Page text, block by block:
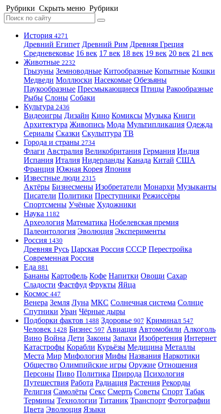
Рубрики Скрыть меню Рубрики
История 4271
Древний Египет Древний Рим Древняя Греция
Средневековье 16 век 17 век 18 век 19 век 20 век 21 век
Животные 2232
Грызуны Земноводные Китообразные Копытные Кошки
Медведи Моллюски Насекомые Обезьяны
Паукообразные Пресмыкающиеся Птицы Ракообразные
Рыбы Слоны Собаки
Культура 2436
Видеоигры Дизайн Кино Комиксы Музыка Книги
Архитектура Живопись Мода Мультипликация Одежда
Сериалы Сказки Скульптура ТВ
Города и страны 2734
Флаги Австралия Великобритания Германия Индия
Испания Италия Нидерланды Канада Китай США
Франция Южная Корея Япония
Известные люди 2315
Актёры Бизнесмены Изобретатели Монархи Музыканты
Писатели Политики Преступники Режиссёры
Спортсмены Учёные Художники
Наука 1182
Археология Математика Нобелевская премия
Палеонтология Эволюция Эксперименты
Россия 1430
Древняя Русь Царская Россия СССР Перестройка
Современная Россия
Еда 881
Бананы Картофель Кофе Напитки Овощи Сахар
Сладости Фастфуд Фрукты Яйца
Космос 447
Венера Земля Луна МКС Солнечная система Солнце
Спутники Уран Чёрные дыры
Подборки фактов 1488 Здоровье 907 Криминал 547
Человек 1428 Бизнес 597 Авиация Автомобили Алкоголь
Вино Война Дети Законы Запахи Изобретения Интернет
Катастрофы Корабли Курьёзы Медицина Металлы
Места Мир Мифология Мифы Названия Наркотики
Общество Олимпийские игры Оружие Отношения
Персоны Пиво Политика Природа Психология
Путешествия Работа Радиация Растения Рекорды
Религия Самолёты Секс Смерть Советы Спорт Табак
Термины Технологии Титаник Транспорт Фотографии
Цвета Эволюция Языки